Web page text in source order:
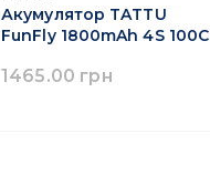
Акумулятор TATTU
FunFly 1800mAh 4S 100C
1465.00 грн